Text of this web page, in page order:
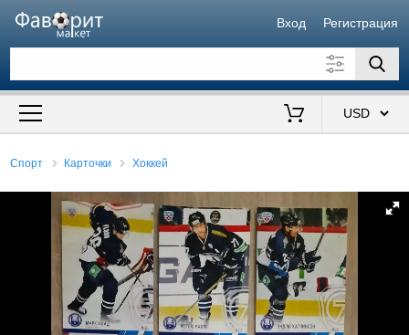
Вход Регистрация
Искать также в описании
Спорт Карточки Хоккей